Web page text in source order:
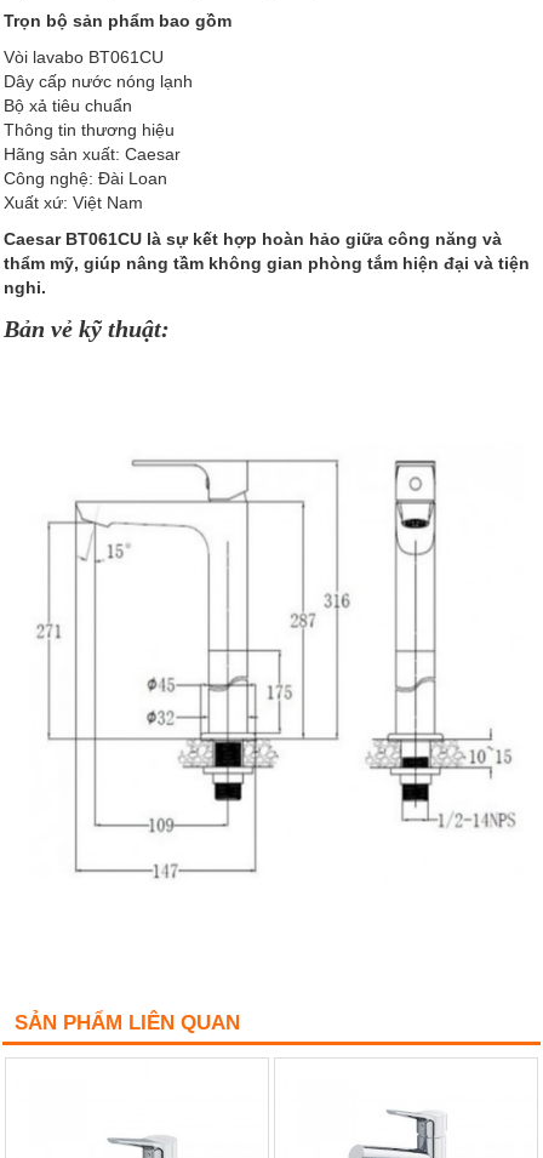
Trọn bộ sản phẩm bao gồm
Vòi lavabo BT061CU
Dây cấp nước nóng lạnh
Bộ xả tiêu chuẩn
Thông tin thương hiệu
Hãng sản xuất: Caesar
Công nghệ: Đài Loan
Xuất xứ: Việt Nam
Caesar BT061CU là sự kết hợp hoàn hảo giữa công năng và
thẩm mỹ, giúp nâng tầm không gian phòng tắm hiện đại và tiện
nghi.
Bản vẻ kỹ thuật:
SẢN PHẨM LIÊN QUAN